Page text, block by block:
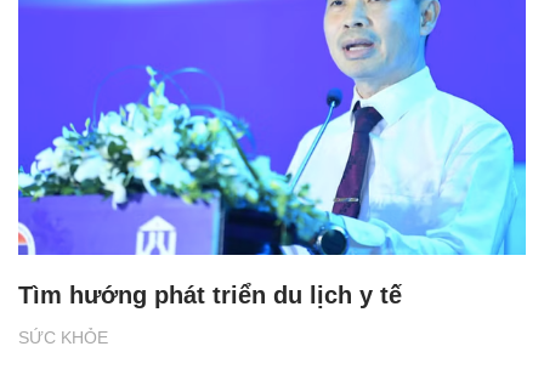
SỨC KHỎE
Tìm hướng phát triển du lịch y tế